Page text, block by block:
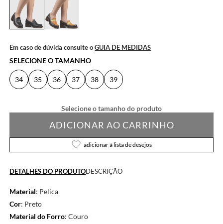
SELECIONE O TAMANHO
Em caso de dúvida consulte oGUIA DE MEDIDAS
34 35 36 37 38 39
ADICIONAR AO CARRINHO
adicionar à lista de desejos
DETALHES DO PRODUTODESCRIÇÃO
Material: Pelica
Cor: Preto
Material do Forro: Couro